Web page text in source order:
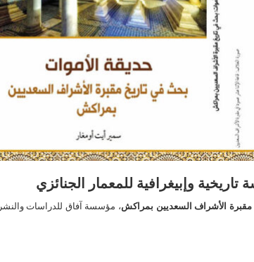
وإبيغرافية للمعمار الجنائزي
الأشراف السعديين بمراكش، مؤسسة آفاق للدراسات والنشر